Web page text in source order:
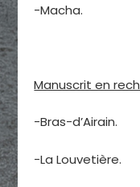
-Macha.
Manuscrit en
-Bras-d’Airain.
-La Louvetière.